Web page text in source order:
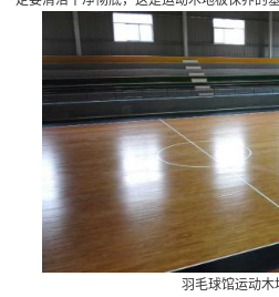
羽毛球馆运动木